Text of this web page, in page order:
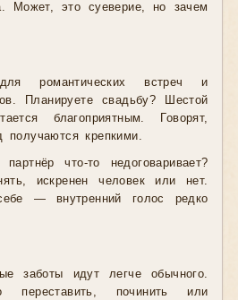
Может, это суеверие, но зачем
романтических встреч и
Планируете свадьбу? Шестой
благоприятным. Говорят,
получаются крепкими.
что-то недоговаривает?
искренен человек или нет.
— внутренний голос редко
заботы идут легче обычного.
переставить, починить или